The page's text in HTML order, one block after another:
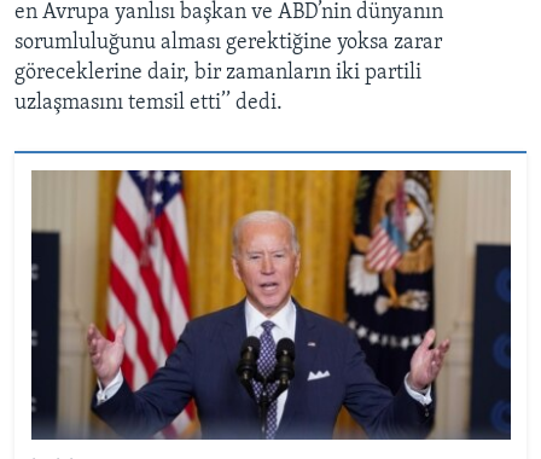
en Avrupa yanlısı başkan ve ABD’nin dünyanın
sorumluluğunu alması gerektiğine yoksa zarar
göreceklerine dair, bir zamanların iki partili
uzlaşmasını temsil etti’’ dedi.